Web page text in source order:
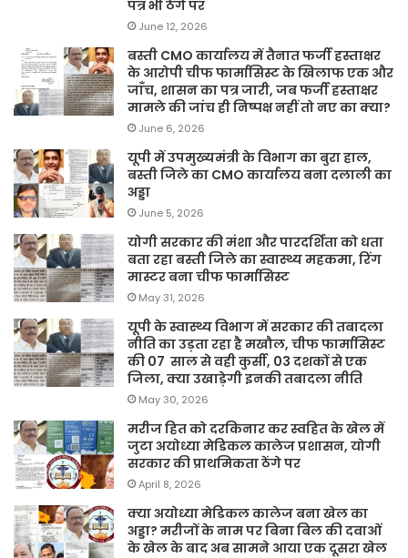
पत्र भी ठेंगे पर
June 12, 2026
बस्ती CMO कार्यालय में तैनात फर्जी हस्ताक्षर
के आरोपी चीफ फार्मासिस्ट के खिलाफ एक और
जाँच, शासन का पत्र जारी, जब फर्जी हस्ताक्षर
मामले की जांच ही निष्पक्ष नहीं तो नए का क्या?
June 6, 2026
यूपी में उपमुख्यमंत्री के विभाग का बुरा हाल,
बस्ती जिले का CMO कार्यालय बना दलाली का
अड्डा
June 5, 2026
योगी सरकार की मंशा और पारदर्शिता को धता
बता रहा बस्ती जिले का स्वास्थ्य महकमा, रिंग
मास्टर बना चीफ फार्मासिस्ट
May 31, 2026
यूपी के स्वास्थ्य विभाग में सरकार की तबादला
नीति का उड़ता रहा है मखौल, चीफ फार्मासिस्ट
की 07 साल से वही कुर्सी, 03 दशकों से एक
जिला, क्या उखाड़ेगी इनकी तबादला नीति
May 30, 2026
मरीज हित को दरकिनार कर स्वहित के खेल में
जुटा अयोध्या मेडिकल कालेज प्रशासन, योगी
सरकार की प्राथमिकता ठेंगे पर
April 8, 2026
क्या अयोध्या मेडिकल कालेज बना खेल का
अड्डा? मरीजों के नाम पर बिना बिल की दवाओं
के खेल के बाद अब सामने आया एक दूसरा खेल